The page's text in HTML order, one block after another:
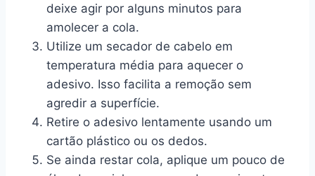
deixe agir por alguns minutos para
amolecer a cola.
Utilize um secador de cabelo em
temperatura média para aquecer o
adesivo. Isso facilita a remoção sem
agredir a superfície.
Retire o adesivo lentamente usando um
cartão plástico ou os dedos.
Se ainda restar cola, aplique um pouco de